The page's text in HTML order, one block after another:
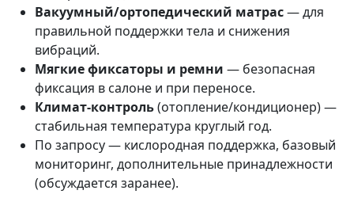
Вакуумный/ортопедический матрас— для
правильной поддержки тела и снижения
вибраций.
Мягкие фиксаторы и ремни — безопасная
фиксация в салоне и при переносе.
Климат-контроль(отопление/кондиционер) —
стабильная температура круглый год.
По запросу — кислородная поддержка, базовый
мониторинг, дополнительные принадлежности
(обсуждается заранее).